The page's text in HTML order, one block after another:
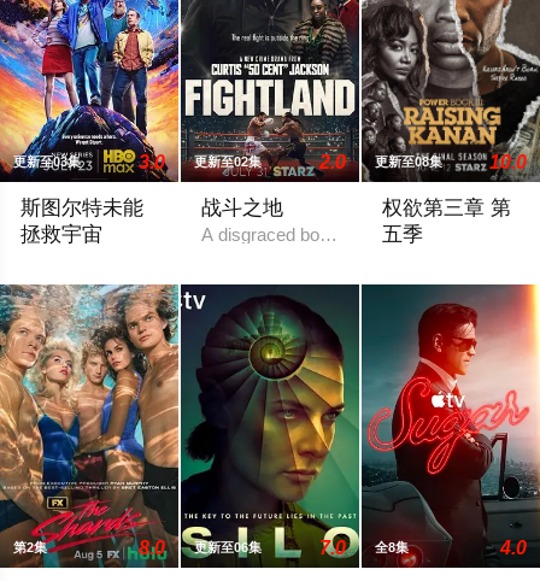
更新至03集 3.0
斯图尔特未能
拯救宇宙
更新至02集 2.0
战斗之地
A disgraced boxing champion is released
更新至08集 10.0
权欲第三章 第
五季
第2集 8.0 更新至06集 7.0 全8集 4.0